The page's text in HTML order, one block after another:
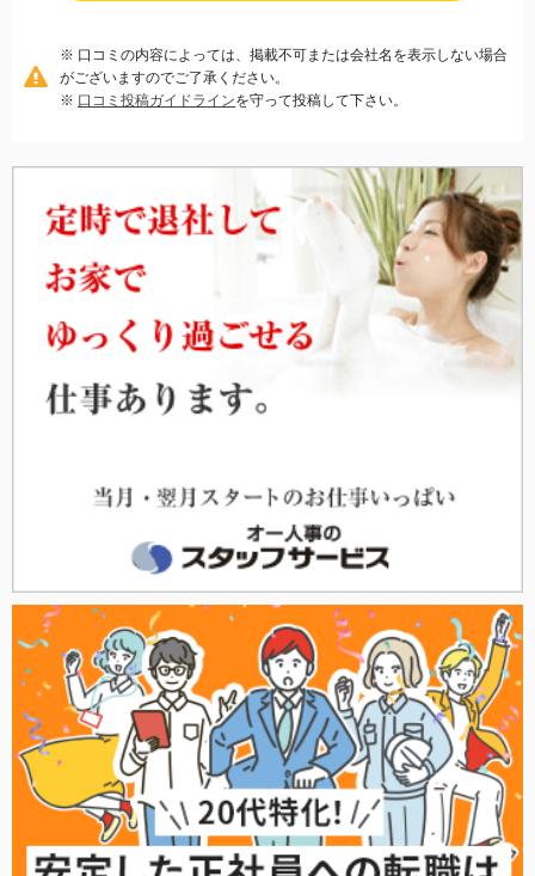
※ 口コミの内容によっては、掲載不可または会社名を表示しない場合
がございますのでご了承ください。
※ 口コミ投稿ガイドラインを守って投稿して下さい。